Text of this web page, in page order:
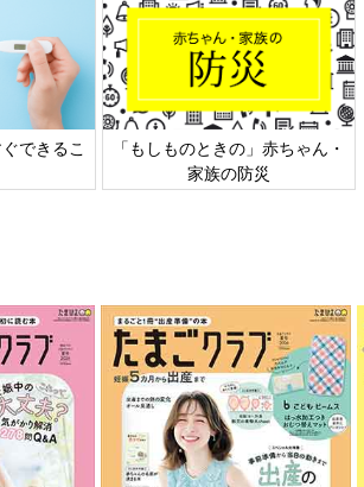
ちょう切り（にんじんは型抜きしても）、し
字に切り込みを入れる。小松菜は3～4㎝の長
にする。豚肉は2～3㎝幅に切り、油揚げは
に切って三角にする。
、味を見てから塩で味を整える。最後にか
鰹節40g前後。沸騰してから鰹節を加えた
のまま5分おいて濾す。鰹節は厚削りがオ
できるこ
「もしものときの」赤ちゃん・
家族の防災